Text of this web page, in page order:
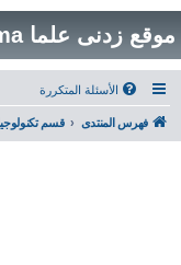
موقع زدنى علما zdny3lma
الأسئلة المتكررة
فهرس المنتدى